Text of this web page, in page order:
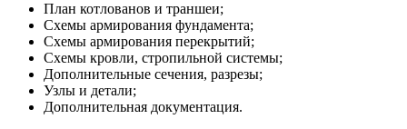
План котлованов и траншеи;
Схемы армирования фундамента;
Схемы армирования перекрытий;
Схемы кровли, стропильной системы;
Дополнительные сечения, разрезы;
Узлы и детали;
Дополнительная документация.